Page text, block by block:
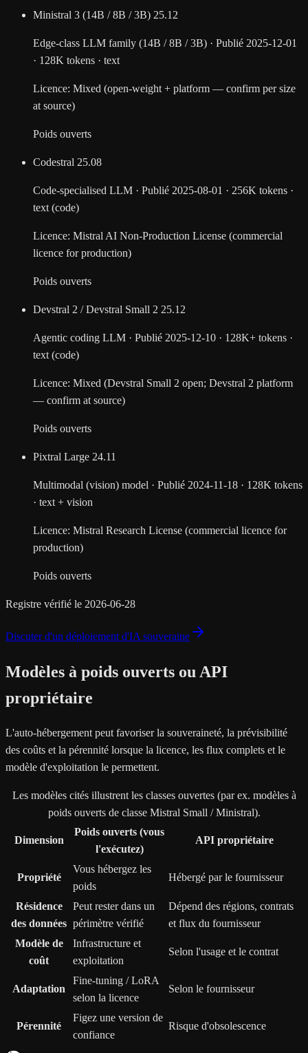
Ministral 3 (14B / 8B / 3B) 25.12
Edge-class LLM family (14B / 8B / 3B) · Publié 2025-12-01
· 128K tokens · text
Licence: Mixed (open-weight + platform — confirm per size
at source)
Poids ouverts
Codestral 25.08
Code-specialised LLM · Publié 2025-08-01 · 256K tokens ·
text (code)
Licence: Mistral AI Non-Production License (commercial
licence for production)
Poids ouverts
Devstral 2 / Devstral Small 2 25.12
Agentic coding LLM · Publié 2025-12-10 · 128K+ tokens ·
text (code)
Licence: Mixed (Devstral Small 2 open; Devstral 2 platform
— confirm at source)
Poids ouverts
Pixtral Large 24.11
Multimodal (vision) model · Publié 2024-11-18 · 128K tokens
· text + vision
Licence: Mistral Research License (commercial licence for
production)
Poids ouverts
Registre vérifié le 2026-06-28
Discuter d'un déploiement d'IA souveraine
Modèles à poids ouverts ou API
propriétaire
L'auto-hébergement peut favoriser la souveraineté, la prévisibilité
des coûts et la pérennité lorsque la licence, les flux complets et le
modèle d'exploitation le permettent.
Les modèles cités illustrent les classes ouvertes (par ex. modèles à
poids ouverts de classe Mistral Small / Ministral).
Dimension
Poids ouverts (vous
l'exécutez)
API propriétaire
Propriété
Vous hébergez les
poids
Hébergé par le fournisseur
Résidence
des données
Peut rester dans un
périmètre vérifié
Dépend des régions, contrats
et flux du fournisseur
Modèle de
coût
Infrastructure et
exploitation
Selon l'usage et le contrat
Adaptation
Fine-tuning / LoRA
selon la licence
Selon le fournisseur
Pérennité
Figez une version de
confiance
Risque d'obsolescence